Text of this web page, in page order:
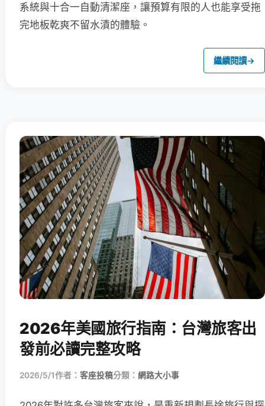
系統與十合一自動清潔座，讓預算有限的人也能享受拖
完地板乾爽不留水漬的體驗。
繼續閱讀→
2026年美國旅行指南：台灣旅客出
發前必讀完整攻略
2026/5/1作者： 客座投稿分類： 網路大小事